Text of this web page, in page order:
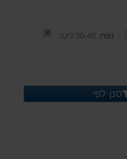
נפח: X
סנן לפי